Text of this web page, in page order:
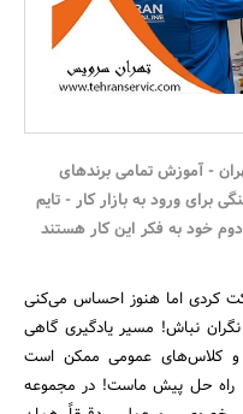
- آموزش تمامی برندهای
برای ورود به بازار کار - تایم
خود به فکر این کار هستند
کردی اما هنوز احساس می‌کنی
نباش! مسیر یادگیری گاهی
و کلاس‌های عمومی ممکن است
راه حل پیش ماست! در مجموعه